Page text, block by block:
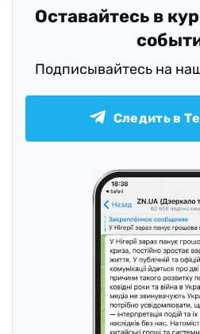
Оставайтесь в
Подписывайтесь на
Следить в